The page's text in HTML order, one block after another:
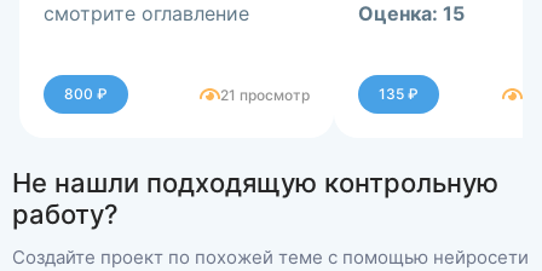
смотрите оглавление
800 ₽ 21 просмотр
Оценка: 15
135 ₽
Не нашли подходящую контрольную
работу?
Создайте проект по похожей теме с помощью нейросети